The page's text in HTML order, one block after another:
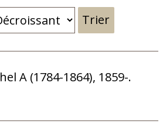
Trier
A (1784-1864), 1859-.